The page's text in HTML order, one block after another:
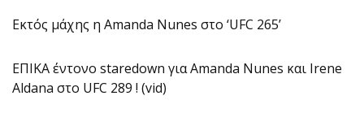
Εκτός μάχης η Amanda Nunes στο ‘UFC 265’
ΕΠΙΚΑ έντονο staredown για Amanda Nunes και Irene
Aldana στο UFC 289 ! (vid)